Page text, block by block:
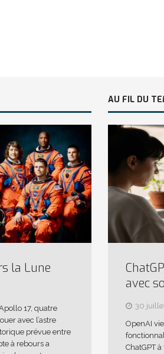
la Lune
17, quatre
avec l’astre
prévue entre
à rebours a
AU FIL DU
avec
30
OpenAI
ChatGPT